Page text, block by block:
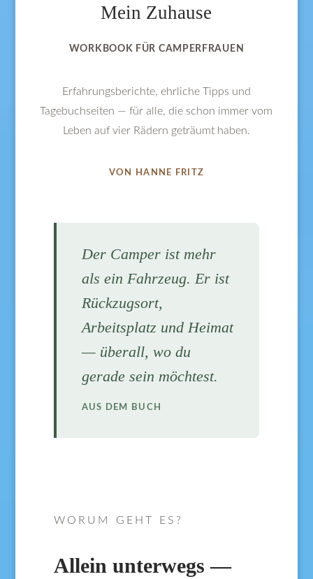
Mein Zuhause
WORKBOOK FÜR CAMPERFRAUEN
Erfahrungsberichte, ehrliche Tipps und
Tagebuchseiten — für alle, die schon immer vom
Leben auf vier Rädern geträumt haben.
VON HANNE FRITZ
Der Camper ist mehr
als ein Fahrzeug. Er ist
Rückzugsort,
Arbeitsplatz und Heimat
— überall, wo du
gerade sein möchtest.
AUS DEM BUCH
WORUM GEHT ES?
Allein unterwegs —